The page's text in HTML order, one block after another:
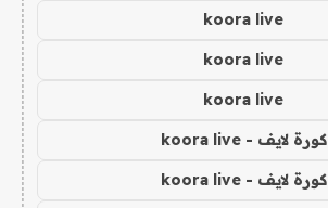
koora live
koora live
koora live
كورة لايف - koora live
كورة لايف - koora live